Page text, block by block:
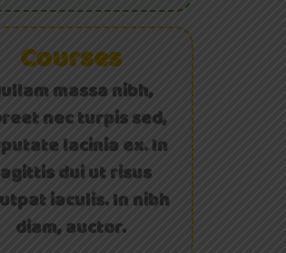
Courses
massa nibh,
nec turpis sed,
lacinia ex. In
dui ut risus
iaculis. In nibh
diam, auctor.